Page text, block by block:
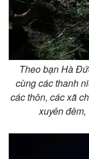
Theo bạn Hà
cùng các thanh
các thôn, các xã
xuyên